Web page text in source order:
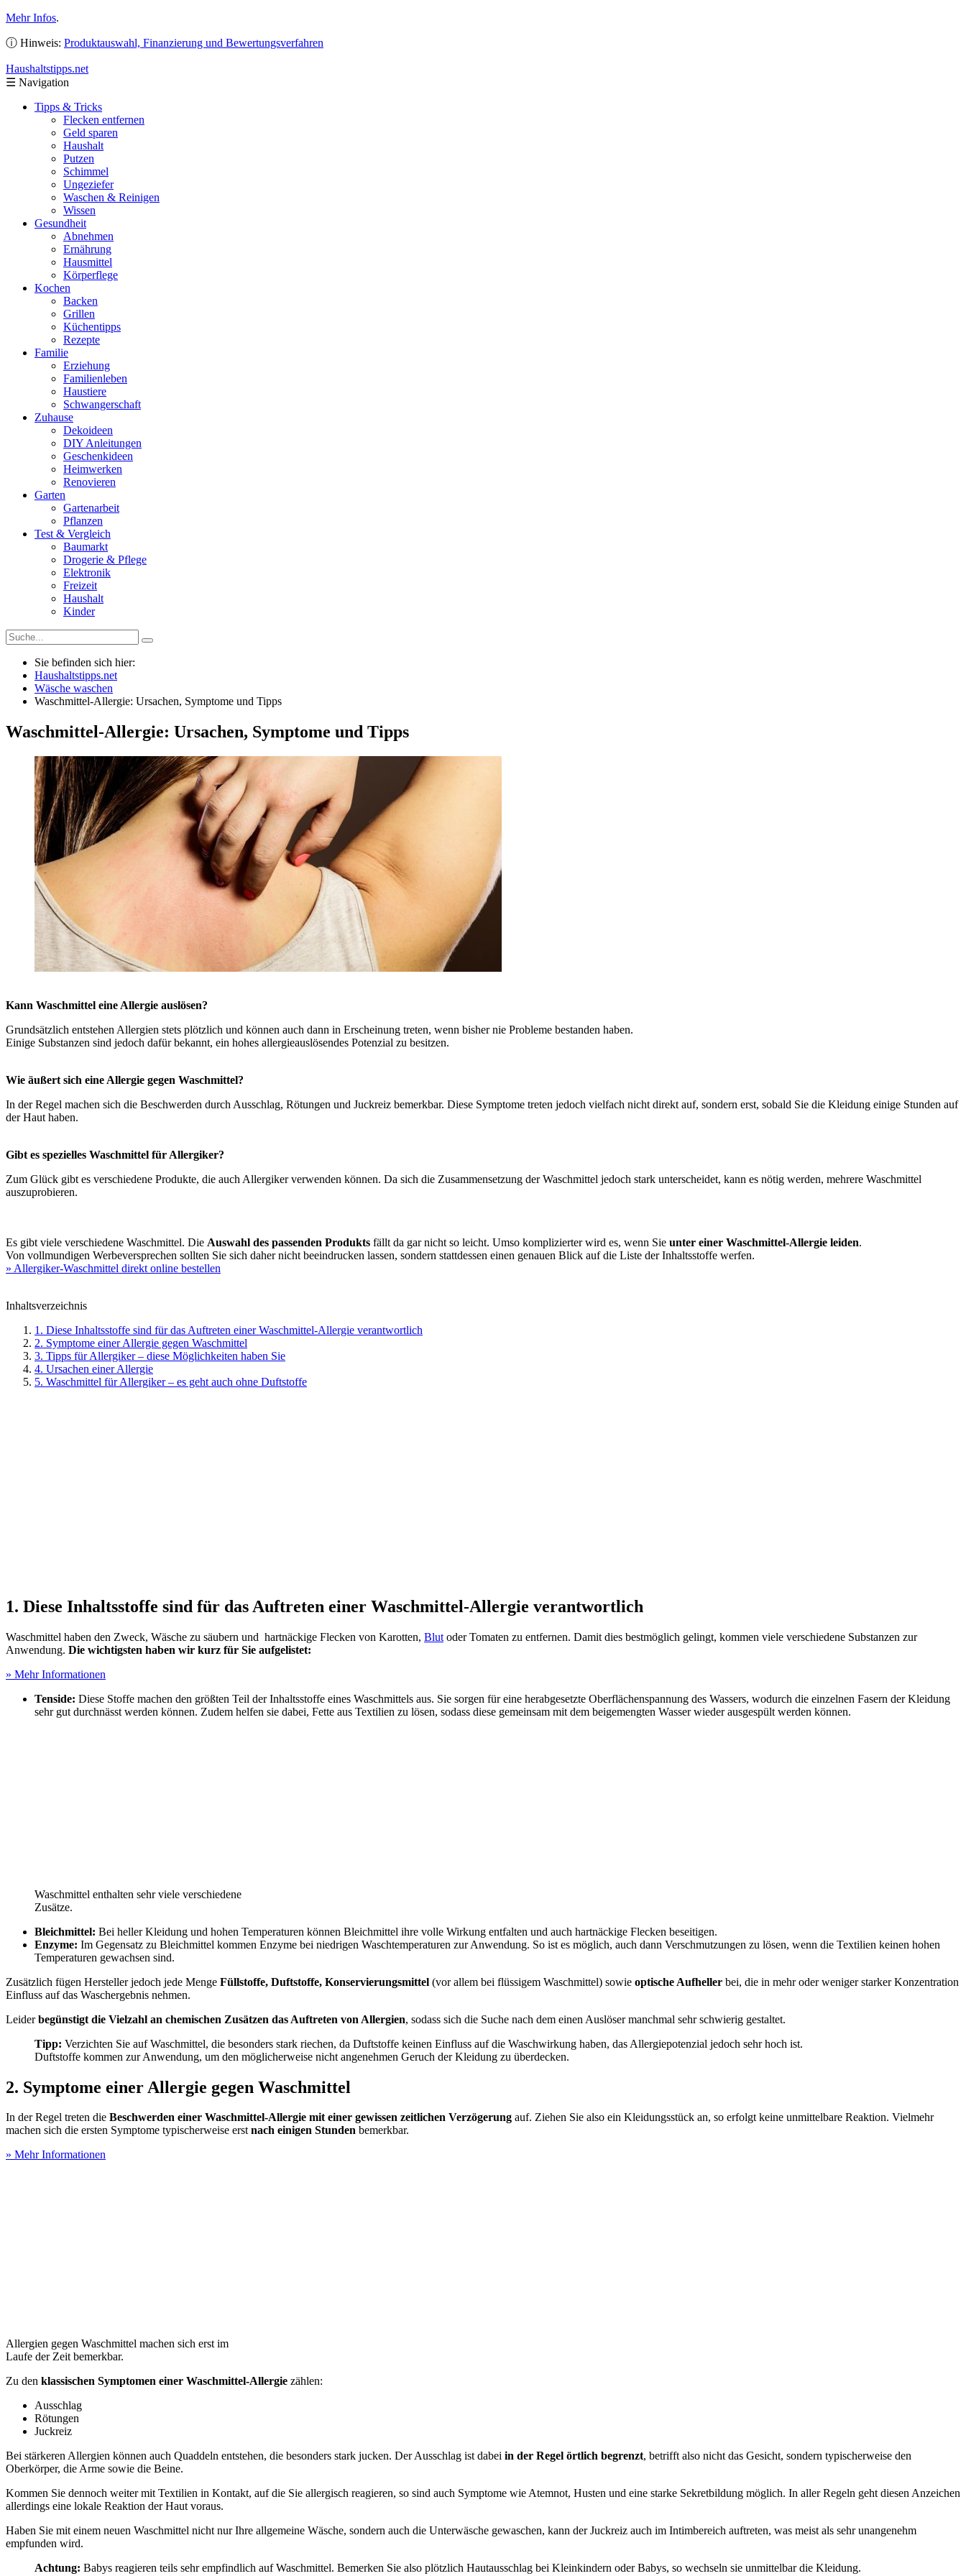
Mehr Infos.
ⓘ Hinweis: Produktauswahl, Finanzierung und Bewertungsverfahren
Haushaltstipps.net
☰ Navigation
Tipps & Tricks
Flecken entfernen
Geld sparen
Haushalt
Putzen
Schimmel
Ungeziefer
Waschen & Reinigen
Wissen
Gesundheit
Abnehmen
Ernährung
Hausmittel
Körperflege
Kochen
Backen
Grillen
Küchentipps
Rezepte
Familie
Erziehung
Familienleben
Haustiere
Schwangerschaft
Zuhause
Dekoideen
DIY Anleitungen
Geschenkideen
Heimwerken
Renovieren
Garten
Gartenarbeit
Pflanzen
Test & Vergleich
Baumarkt
Drogerie & Pflege
Elektronik
Freizeit
Haushalt
Kinder
Sie befinden sich hier:
Haushaltstipps.net
Wäsche waschen
Waschmittel-Allergie: Ursachen, Symptome und Tipps
Waschmittel-Allergie: Ursachen, Symptome und Tipps
Kann Waschmittel eine Allergie auslösen?
Grundsätzlich entstehen Allergien stets plötzlich und können auch dann in Erscheinung treten, wenn bisher nie Probleme bestanden haben.
Einige Substanzen sind jedoch dafür bekannt, ein hohes allergieauslösendes Potenzial zu besitzen.
Wie äußert sich eine Allergie gegen Waschmittel?
In der Regel machen sich die Beschwerden durch Ausschlag, Rötungen und Juckreiz bemerkbar. Diese Symptome treten jedoch vielfach nicht direkt auf, sondern erst, sobald Sie die Kleidung einige Stunden auf
der Haut haben.
Gibt es spezielles Waschmittel für Allergiker?
Zum Glück gibt es verschiedene Produkte, die auch Allergiker verwenden können. Da sich die Zusammensetzung der Waschmittel jedoch stark unterscheidet, kann es nötig werden, mehrere Waschmittel
auszuprobieren.
Es gibt viele verschiedene Waschmittel. Die Auswahl des passenden Produkts fällt da gar nicht so leicht. Umso komplizierter wird es, wenn Sie unter einer Waschmittel-Allergie leiden.
Von vollmundigen Werbeversprechen sollten Sie sich daher nicht beeindrucken lassen, sondern stattdessen einen genauen Blick auf die Liste der Inhaltsstoffe werfen.
» Allergiker-Waschmittel direkt online bestellen
Inhaltsverzeichnis
1. Diese Inhaltsstoffe sind für das Auftreten einer Waschmittel-Allergie verantwortlich
2. Symptome einer Allergie gegen Waschmittel
3. Tipps für Allergiker – diese Möglichkeiten haben Sie
4. Ursachen einer Allergie
5. Waschmittel für Allergiker – es geht auch ohne Duftstoffe
1. Diese Inhaltsstoffe sind für das Auftreten einer Waschmittel-Allergie verantwortlich
Waschmittel haben den Zweck, Wäsche zu säubern und hartnäckige Flecken von Karotten, Blut oder Tomaten zu entfernen. Damit dies bestmöglich gelingt, kommen viele verschiedene Substanzen zur
Anwendung. Die wichtigsten haben wir kurz für Sie aufgelistet:
» Mehr Informationen
Tenside: Diese Stoffe machen den größten Teil der Inhaltsstoffe eines Waschmittels aus. Sie sorgen für eine herabgesetzte Oberflächenspannung des Wassers, wodurch die einzelnen Fasern der Kleidung
sehr gut durchnässt werden können. Zudem helfen sie dabei, Fette aus Textilien zu lösen, sodass diese gemeinsam mit dem beigemengten Wasser wieder ausgespült werden können.
Waschmittel enthalten sehr viele verschiedene
Zusätze.
Bleichmittel: Bei heller Kleidung und hohen Temperaturen können Bleichmittel ihre volle Wirkung entfalten und auch hartnäckige Flecken beseitigen.
Enzyme: Im Gegensatz zu Bleichmittel kommen Enzyme bei niedrigen Waschtemperaturen zur Anwendung. So ist es möglich, auch dann Verschmutzungen zu lösen, wenn die Textilien keinen hohen
Temperaturen gewachsen sind.
Zusätzlich fügen Hersteller jedoch jede Menge Füllstoffe, Duftstoffe, Konservierungsmittel (vor allem bei flüssigem Waschmittel) sowie optische Aufheller bei, die in mehr oder weniger starker Konzentration
Einfluss auf das Waschergebnis nehmen.
Leiderbegünstigt die Vielzahl an chemischen Zusätzen das Auftreten von Allergien, sodass sich die Suche nach dem einen Auslöser manchmal sehr schwierig gestaltet.
Tipp: Verzichten Sie auf Waschmittel, die besonders stark riechen, da Duftstoffe keinen Einfluss auf die Waschwirkung haben, das Allergiepotenzial jedoch sehr hoch ist.
Duftstoffe kommen zur Anwendung, um den möglicherweise nicht angenehmen Geruch der Kleidung zu überdecken.
2. Symptome einer Allergie gegen Waschmittel
In der Regel treten die Beschwerden einer Waschmittel-Allergie mit einer gewissen zeitlichen Verzögerung auf. Ziehen Sie also ein Kleidungsstück an, so erfolgt keine unmittelbare Reaktion. Vielmehr
machen sich die ersten Symptome typischerweise erstnach einigen Stunden bemerkbar.
» Mehr Informationen
Allergien gegen Waschmittel machen sich erst im
Laufe der Zeit bemerkbar.
Zu den klassischen Symptomen einer Waschmittel-Allergie zählen:
Ausschlag
Rötungen
Juckreiz
Bei stärkeren Allergien können auch Quaddeln entstehen, die besonders stark jucken. Der Ausschlag ist dabei in der Regel örtlich begrenzt, betrifft also nicht das Gesicht, sondern typischerweise den
Oberkörper, die Arme sowie die Beine.
Kommen Sie dennoch weiter mit Textilien in Kontakt, auf die Sie allergisch reagieren, so sind auch Symptome wie Atemnot, Husten und eine starke Sekretbildung möglich. In aller Regeln geht diesen Anzeichen
allerdings eine lokale Reaktion der Haut voraus.
Haben Sie mit einem neuen Waschmittel nicht nur Ihre allgemeine Wäsche, sondern auch die Unterwäsche gewaschen, kann der Juckreiz auch im Intimbereich auftreten, was meist als sehr unangenehm
empfunden wird.
Achtung: Babys reagieren teils sehr empfindlich auf Waschmittel. Bemerken Sie also plötzlich Hautausschlag bei Kleinkindern oder Babys, so wechseln sie unmittelbar die Kleidung.